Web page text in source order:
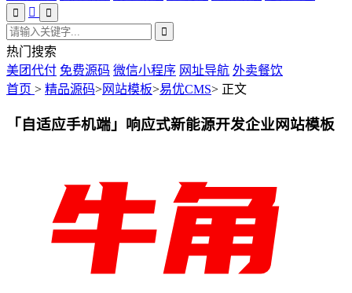
热门搜索
美团代付 免费源码 微信小程序 网址导航 外卖餐饮
首页 > 精品源码>网站模板>易优CMS> 正文
「自适应手机端」响应式新能源开发企业网站模板